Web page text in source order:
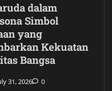
dalam
Simbol
yang
Kekuatan
Bangsa
31, 2026 0